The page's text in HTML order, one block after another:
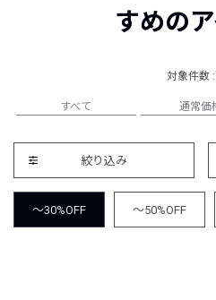
すめの
対象件数
すべて 通常価
絞り込み
～30%OFF ～50%OFF